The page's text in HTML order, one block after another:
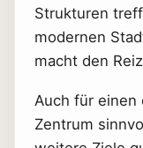
Strukturen
modernen
macht den
Auch für einen
Zentrum